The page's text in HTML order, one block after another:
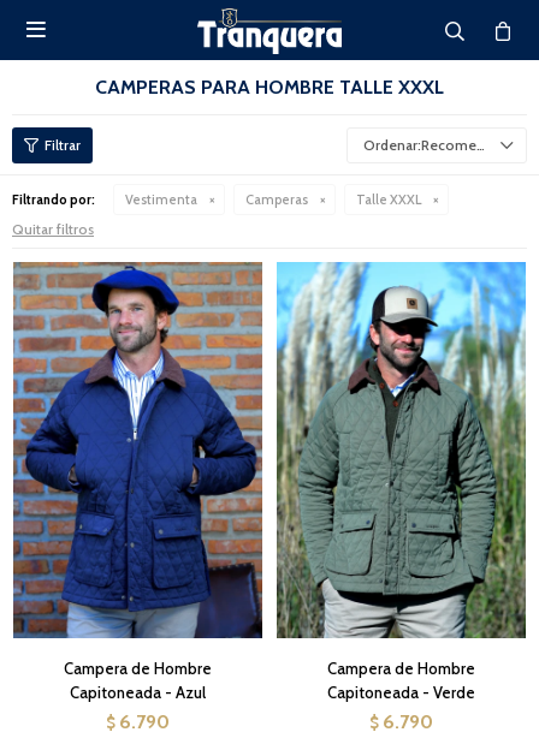

CAMPERAS PARA HOMBRE TALLE XXXL
Recomendados
Filtrando por: Vestimenta Camperas Talle XXXL
Quitar filtros
Campera de Hombre
Capitoneada - Azul
$ 6.790
Campera de Hombre
Capitoneada - Verde
$ 6.790